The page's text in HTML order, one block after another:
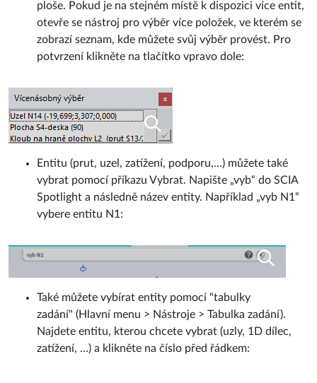
ploše. Pokud je na stejném místě k dispozici více entit,
otevře se nástroj pro výběr více položek, ve kterém se
zobrazí seznam, kde můžete svůj výběr provést. Pro
potvrzení klikněte na tlačítko vpravo dole:
Entitu (prut, uzel, zatížení, podporu,...) můžete také
vybrat pomocí příkazu Vybrat. Napište „vyb“ do SCIA
Spotlight a následně název entity. Například „vyb N1“
vybere entitu N1:
Také můžete vybírat entity pomocí "tabulky
zadání" (Hlavní menu > Nástroje > Tabulka zadání).
Najdete entitu, kterou chcete vybrat (uzly, 1D dílec,
zatížení, …) a klikněte na číslo před řádkem: